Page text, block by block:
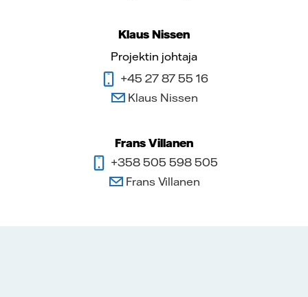
Klaus Nissen
Projektin johtaja
+45 27 87 55 16
Klaus Nissen
Frans Villanen
+358 505 598 505
Frans Villanen